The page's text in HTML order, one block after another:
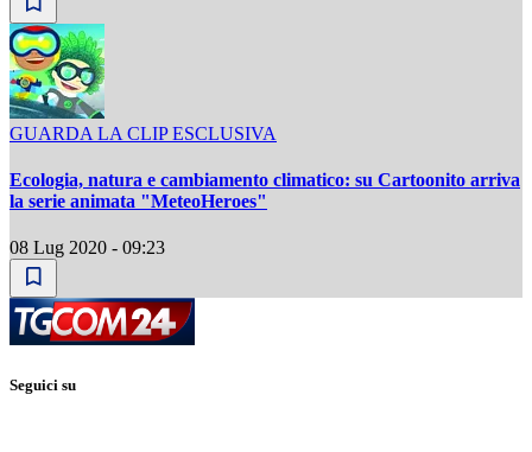
GUARDA LA CLIP ESCLUSIVA
Ecologia, natura e cambiamento climatico: su Cartoonito arriva
la serie animata "MeteoHeroes"
08 Lug 2020 - 09:23
Seguici su